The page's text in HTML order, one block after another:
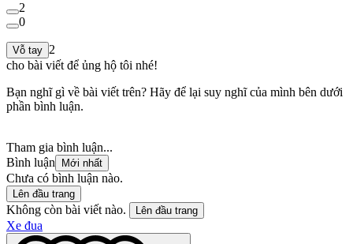
2
0
Vỗ tay 2
cho bài viết để ủng hộ tôi nhé!
Bạn nghĩ gì về bài viết trên? Hãy để lại suy nghĩ của mình bên dưới
phần bình luận.
Tham gia bình luận...
Bình luận
Mới nhất
Chưa có bình luận nào.
Lên đầu trang
Không còn bài viết nào. Lên đầu trang
Xe đua